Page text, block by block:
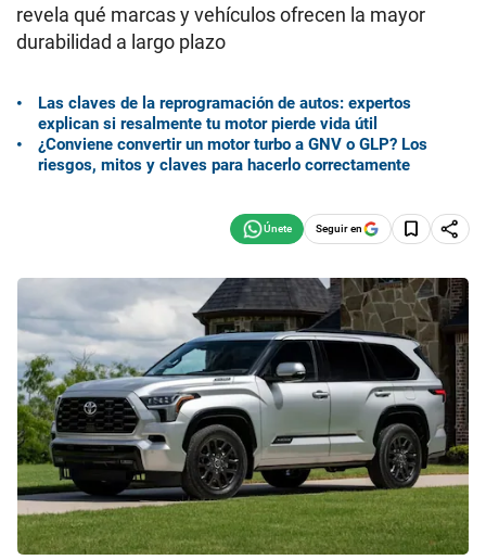
revela qué marcas y vehículos ofrecen la mayor
durabilidad a largo plazo
Las claves de la reprogramación de autos: expertos
explican si resalmente tu motor pierde vida útil
¿Conviene convertir un motor turbo a GNV o GLP? Los
riesgos, mitos y claves para hacerlo correctamente
Seguir en